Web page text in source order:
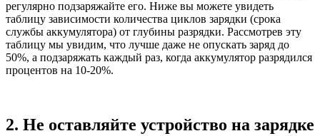
регулярно подзаряжайте его. Ниже вы можете увидеть
таблицу зависимости количества циклов зарядки (срока
службы аккумулятора) от глубины разрядки. Рассмотрев эту
таблицу мы увидим, что лучше даже не опускать заряд до
50%, а подзаряжать каждый раз, когда аккумулятор разрядился
процентов на 10-20%.
2. Не оставляйте устройство на зарядке